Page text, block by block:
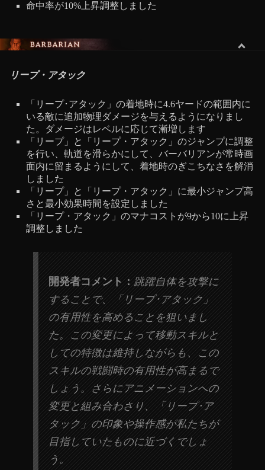
命中率が10%上昇調整しました
バーバリアン
リープ・アタック
「リープ･アタック」の着地時に4.6ヤードの範囲内に
いる敵に追加物理ダメージを与えるようになりまし
た。ダメージはレベルに応じて漸増します
「リープ」と「リープ・アタック」のジャンプに調整
を行い、軌道を滑らかにして、バーバリアンが常時画
面内に留まるようにして、着地時のぎこちなさを解消
しました
「リープ」と「リープ・アタック」に最小ジャンプ高
さと最小効果時間を設定しました
「リープ・アタック」のマナコストが9から10に上昇
調整しました
開発者コメント： 跳躍自体を攻撃に
することで、「リープ･アタック」
の有用性を高めることを狙いまし
た。この変更によって移動スキルと
しての特徴は維持しながらも、この
スキルの戦闘時の有用性が高まるで
しょう。さらにアニメーションへの
変更と組み合わさり、「リープ･ア
タック」の印象や操作感が私たちが
目指していたものに近づくでしょ
う。